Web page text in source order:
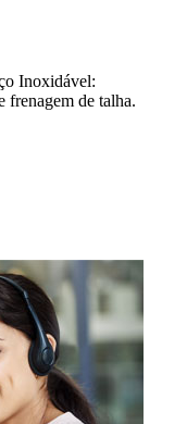
Inoxidável:
frenagem de talha.